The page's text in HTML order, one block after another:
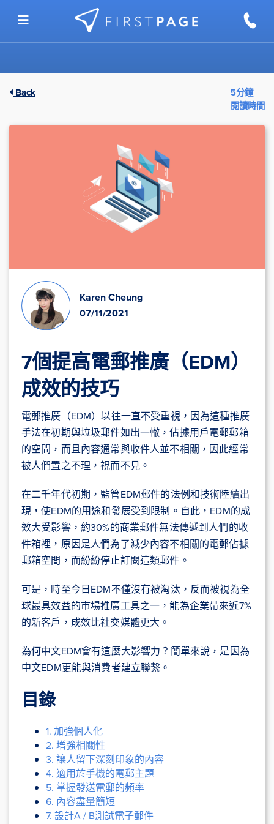
Back
5分鐘
閱讀時間
Karen Cheung
07/11/2021
7個提高電郵推廣（EDM）
成效的技巧
電郵推廣（EDM）以往一直不受重視，因為這種推廣
手法在初期與垃圾郵件如出一轍，佔據用戶電郵郵箱
的空間，而且內容通常與收件人並不相關，因此經常
被人們置之不理，視而不見。
在二千年代初期，監管EDM郵件的法例和技術陸續出
現，使EDM的用途和發展受到限制。自此，EDM的成
效大受影響，約30%的商業郵件無法傳遞到人們的收
件箱裡，原因是人們為了減少內容不相關的電郵佔據
郵箱空間，而紛紛停止訂閱這類郵件。
可是，時至今日EDM不僅沒有被淘汰，反而被視為全
球最具效益的市場推廣工具之一，能為企業帶來近7%
的新客戶，成效比社交媒體更大。
為何中文EDM會有這麼大影響力？簡單來說，是因為
中文EDM更能與消費者建立聯繫。
目錄
1. 加強個人化
2. 增強相關性
3. 讓人留下深刻印象的內容
4. 適用於手機的電郵主題
5. 掌握發送電郵的頻率
6. 內容盡量簡短
7. 設計A / B測試電子郵件